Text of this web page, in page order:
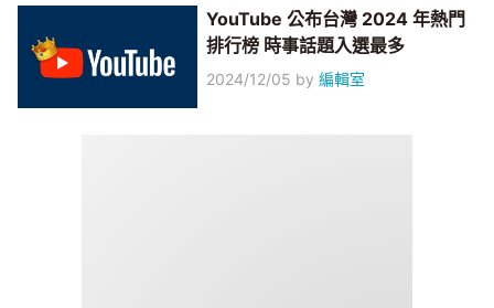
YouTube 公布台灣 2024 年熱門
排行榜 時事話題入選最多
2024/12/05 by編輯室